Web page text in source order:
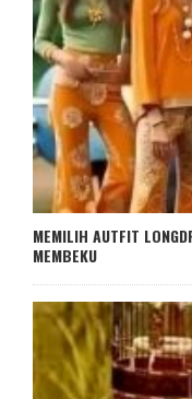
MEMILIH AUTFIT
MEMBEKU